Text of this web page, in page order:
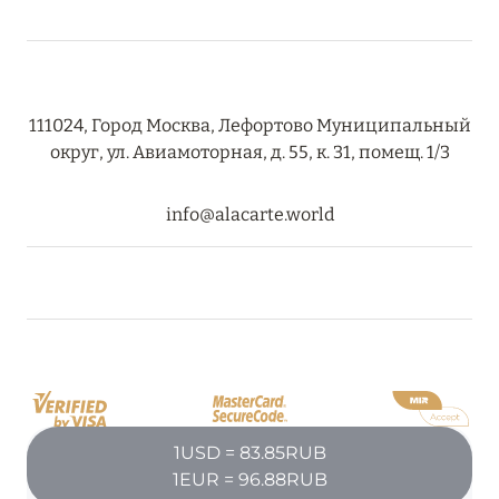
THE NAUTILUS MALDIVES: МАНТЫ, КИТОВЫЕ
АКУЛЫ И ПРЕДЛОЖЕНИЯ ОТ ОТЕЛЯ
СПЕЦИАЛЬНЫМ ЦЕНАМ
BIJAL: АКТУАЛЬНЫЕ СПЕЦИАЛЬНЫЕ
111024, Город Москва, Лефортово Муниципальный
округ, ул. Авиамоторная, д. 55, к. 31, помещ. 1/3
info@alacarte.world
1USD = 83.85RUB
1EUR = 96.88RUB